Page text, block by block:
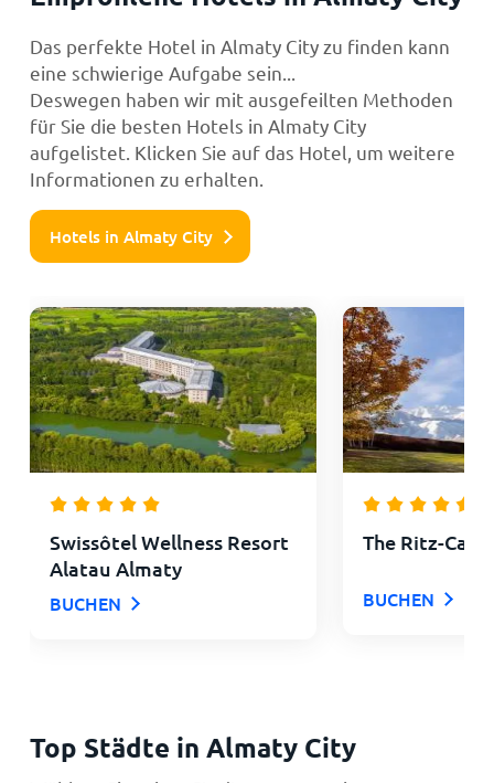
Das perfekte Hotel in Almaty City zu finden kann
eine schwierige Aufgabe sein...
Deswegen haben wir mit ausgefeilten Methoden
für Sie die besten Hotels in Almaty City
aufgelistet. Klicken Sie auf das Hotel, um weitere
Informationen zu erhalten.
Hotels in Almaty City
Swissôtel Wellness Resort
Alatau Almaty
BUCHEN
The Ritz-
BUCHEN
Top Städte in Almaty City